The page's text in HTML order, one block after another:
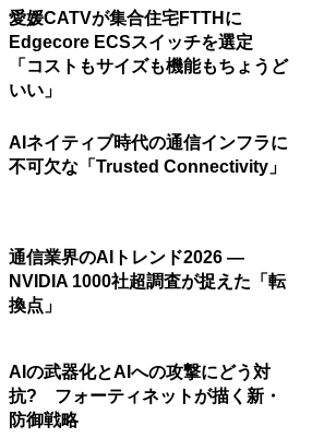
愛媛CATVが集合住宅FTTHに
Edgecore ECSスイッチを選定
「コストもサイズも機能もちょうど
いい」
AIネイティブ時代の通信インフラに
不可欠な「Trusted Connectivity」
通信業界のAIトレンド2026 ―
NVIDIA 1000社超調査が捉えた「転
換点」
AIの武器化とAIへの攻撃にどう対
抗? フォーティネットが描く新・
防御戦略